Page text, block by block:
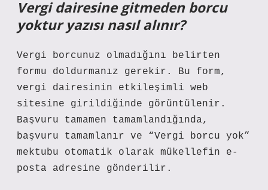
Vergi dairesine gitmeden borcu
yoktur yazısı nasıl alınır?
Vergi borcunuz olmadığını belirten
formu doldurmanız gerekir. Bu form,
vergi dairesinin etkileşimli web
sitesine girildiğinde görüntülenir.
Başvuru tamamen tamamlandığında,
başvuru tamamlanır ve “Vergi borcu yok”
mektubu otomatik olarak mükellefin e-
posta adresine gönderilir.